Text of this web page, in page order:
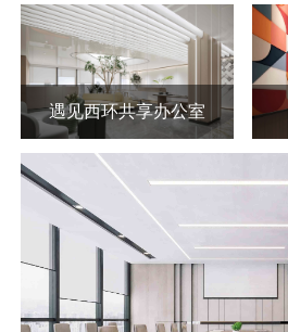
遇见西环共享办公室